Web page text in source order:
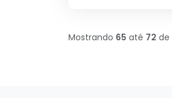
Mostrando 65 até 72 de